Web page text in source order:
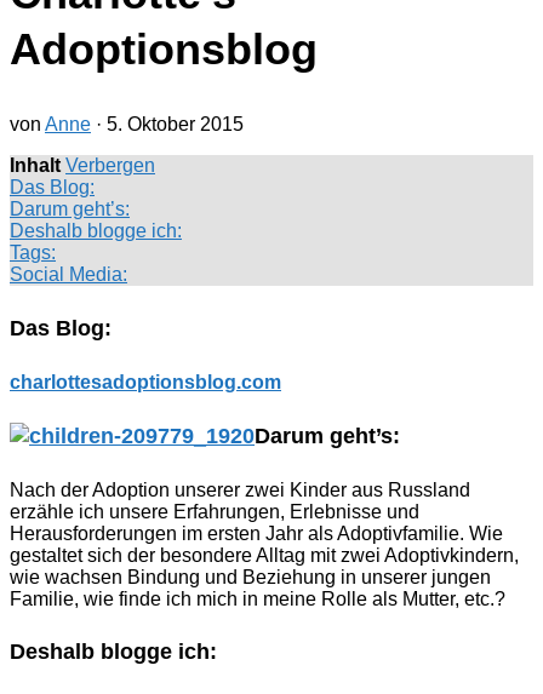
Adoptionsblog
von Anne · 5. Oktober 2015
Inhalt Verbergen
Das Blog:
Darum geht’s:
Deshalb blogge ich:
Tags:
Social Media:
Das Blog:
charlottesadoptionsblog.com
Darum geht’s:
Nach der Adoption unserer zwei Kinder aus Russland
erzähle ich unsere Erfahrungen, Erlebnisse und
Herausforderungen im ersten Jahr als Adoptivfamilie. Wie
gestaltet sich der besondere Alltag mit zwei Adoptivkindern,
wie wachsen Bindung und Beziehung in unserer jungen
Familie, wie finde ich mich in meine Rolle als Mutter, etc.?
Deshalb blogge ich: